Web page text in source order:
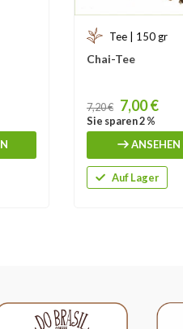
Tee | 150 gr
Chai-Tee
Price
7,20 € 7,00 €
Sie sparen 2 %
ANSEHEN
Auf Lager